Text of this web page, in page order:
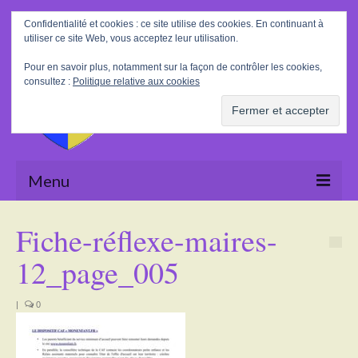
Rechercher
:
Menu
La Mairie
Le village
Fiche-réflexe-maires-
12_page_005
| 0
Confidentialité et cookies : ce site utilise des cookies. En continuant à
utiliser ce site Web, vous acceptez leur utilisation.
Pour en savoir plus, notamment sur la façon de contrôler les cookies,
consultez : Politique relative aux cookies